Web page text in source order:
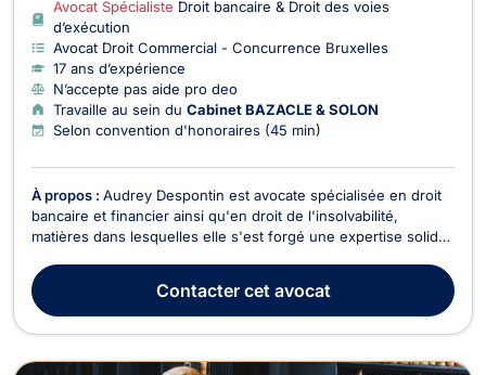
Avocat Spécialiste Droit bancaire & Droit des voies
d’exécution
Avocat Droit Commercial - Concurrence Bruxelles
17 ans d’expérience
N’accepte pas aide pro deo
Travaille au sein du Cabinet BAZACLE & SOLON
Selon convention d'honoraires (45 min)
À propos : Audrey Despontin est avocate spécialisée en droit
bancaire et financier ainsi qu'en droit de l'insolvabilité,
matières dans lesquelles elle s'est forgé une expertise solide,
d'engagement académique. Licenciée en droit de l'Université
Libre de Bruxelles (2008, distincti...
Contactercet avocat